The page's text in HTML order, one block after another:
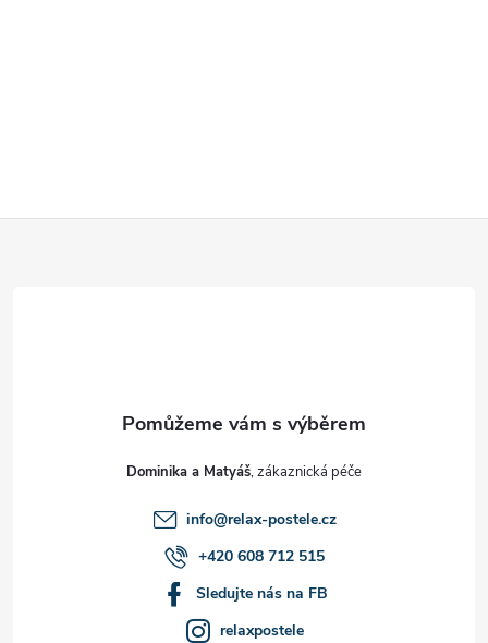
Dominika a Matyáš
info@relax-postele.cz
+420 608 712 515
Sledujte nás na FB
relaxpostele